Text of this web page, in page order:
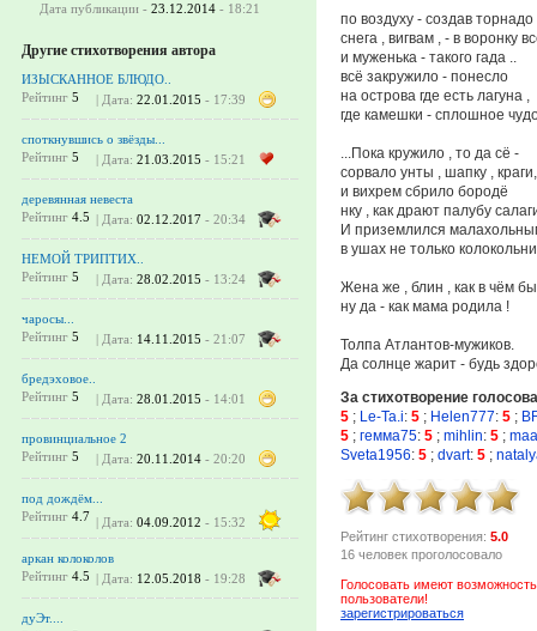
Дата публикации - 23.12.2014 - 18:21
Другие стихотворения автора
ИЗЫСКАННОЕ БЛЮДО..
Рейтинг 5 | Дата: 22.01.2015 - 17:39
споткнувшись о звёзды...
Рейтинг 5 | Дата: 21.03.2015 - 15:21
деревянная невеста
Рейтинг 4.5 | Дата: 02.12.2017 - 20:34
НЕМОЙ ТРИПТИХ..
Рейтинг 5 | Дата: 28.02.2015 - 13:24
чаросы...
Рейтинг 5 | Дата: 14.11.2015 - 21:07
бредэховое..
Рейтинг 5 | Дата: 28.01.2015 - 14:01
провинциальное 2
Рейтинг 5 | Дата: 20.11.2014 - 20:20
под дождём...
Рейтинг 4.7 | Дата: 04.09.2012 - 15:32
аркан колоколов
Рейтинг 4.5 | Дата: 12.05.2018 - 19:28
дуЭт....
по воздуху - создав торнадо
снега , вигвам , - в воронку
и муженька - такого гада ..
всё закружило - понесло
на острова где есть лагуна ,
где камешки - сплошное
...Пока кружило , то да сё -
сорвало унты , шапку , краги,
и вихрем сбрило бородё
нку , как драют палубу
И приземлился
в ушах не только
Жена же , блин , как в чём
ну да - как мама родила !
Толпа Атлантов-мужиков.
Да солнце жарит - будь
За стихотворение
5 ; Le-Ta.i: 5 ; Helen777: 5 ;
5 ; гемма75: 5 ; mihlin: 5 ;
Sveta1956: 5 ; dvart: 5 ;
Рейтинг стихотворения: 5.0
16 человек проголосовало
Голосовать имеют
пользователи!
зарегистрироваться